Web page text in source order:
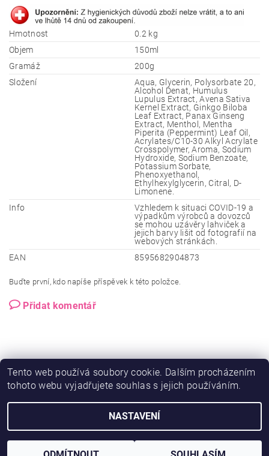
Hmotnost
0.2 kg
Objem
150ml
Gramáž
200g
Složení
Aqua, Glycerin, Polysorbate 20,
Alcohol Denat, Humulus
Lupulus Extract, Avena Sativa
Kernel Extract, Ginkgo Biloba
Leaf Extract, Panax Ginseng
Extract, Menthol, Mentha
Piperita (Peppermint) Leaf Oil,
Acrylates/C10-30 Alkyl Acrylate
Crosspolymer, Aroma, Sodium
Hydroxide, Sodium Benzoate,
Potassium Sorbate,
Phenoxyethanol,
Ethylhexylglycerin, Citral, D-
Limonene.
Info
Vzhledem k situaci COVID-19 a
výpadkům výrobců a dovozců
se mohou uzávěry lahviček a
jejich barvy lišit od fotografií na
webových stránkách.
EAN
8595682904873
Buďte první, kdo napíše příspěvek k této položce.
Přidat komentář
Vytvořil Shoptet
Tento web používá soubory cookie. Dalším procházením
tohoto webu vyjadřujete souhlas s jejich používáním.
NASTAVENÍ